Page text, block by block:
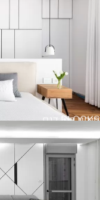
חיפוי קיר דגם
BLOCKS